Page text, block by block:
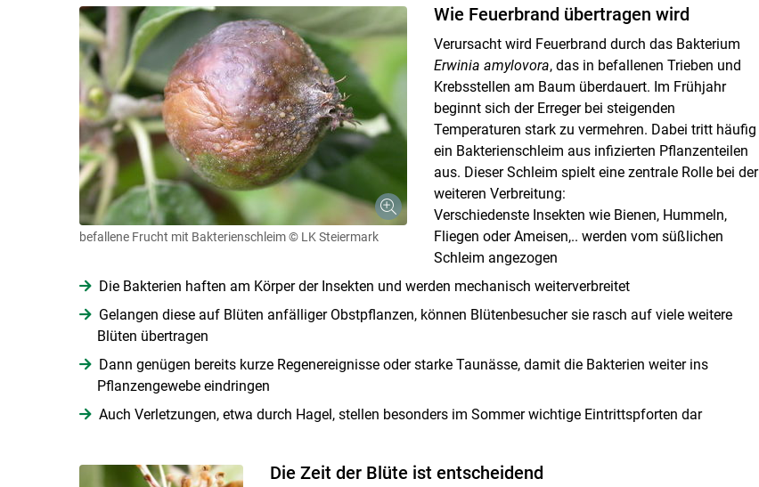
Skip to main content
befallene Frucht mit Bakterienschleim © LK Steiermark
Wie Feuerbrand übertragen wird
Verursacht wird Feuerbrand durch das Bakterium
Erwinia amylovora, das in befallenen Trieben und
Krebsstellen am Baum überdauert. Im Frühjahr
beginnt sich der Erreger bei steigenden
Temperaturen stark zu vermehren. Dabei tritt häufig
ein Bakterienschleim aus infizierten Pflanzenteilen
aus. Dieser Schleim spielt eine zentrale Rolle bei der
weiteren Verbreitung:
Verschiedenste Insekten wie Bienen, Hummeln,
Fliegen oder Ameisen,.. werden vom süßlichen
Schleim angezogen
Die Bakterien haften am Körper der Insekten und werden mechanisch weiterverbreitet
Gelangen diese auf Blüten anfälliger Obstpflanzen, können Blütenbesucher sie rasch auf viele weitere
Blüten übertragen
Dann genügen bereits kurze Regenereignisse oder starke Taunässe, damit die Bakterien weiter ins
Pflanzengewebe eindringen
Auch Verletzungen, etwa durch Hagel, stellen besonders im Sommer wichtige Eintrittspforten dar
Die Zeit der Blüte ist entscheidend